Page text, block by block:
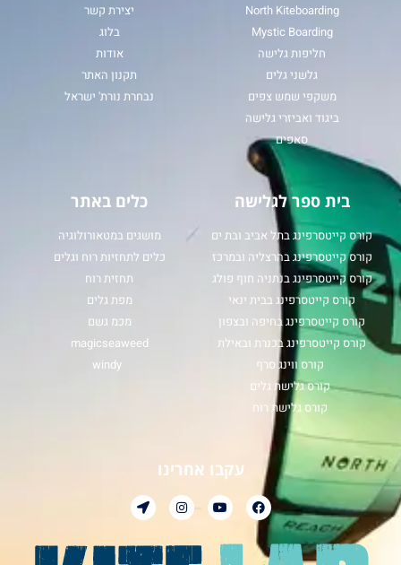
North Kiteboarding
Mystic Boarding
חליפות גלישה
גלשני גלים
משקפי שמש צפים
ביגוד ואביזרי גלישה
סאפים
יצירת קשר
בלוג
אודות
תקנון האתר
נבחרת נורת' ישראל
בית ספר לגלישה
קורס קייטסרפינג בתל אביב ובת ים
קורס קייטסרפינג בהרצליה ובמרכז
קורס קייטסרפינג בנתניה חוף פולג
קורס קייטסרפינג בבית ינאי
קורס קייטסרפינג בחיפה ובצפון
קורס קייטסרפינג בכנרת ובאילת
קורס ווינג סרף
קורס גלישת גלים
קורס גלישת רוח
כלים באתר
מושגים במטאורולוגיה
כלים לתחזיות רוח וגלים
תחזית רוח
מפת גלים
מכמ גשם
magicseaweed
windy
עקבו אחרינו